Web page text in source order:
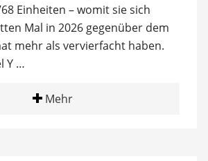
Einheiten – womit sie sich
Mal in 2026 gegenüber dem
mehr als vervierfacht haben.
Y …
Mehr